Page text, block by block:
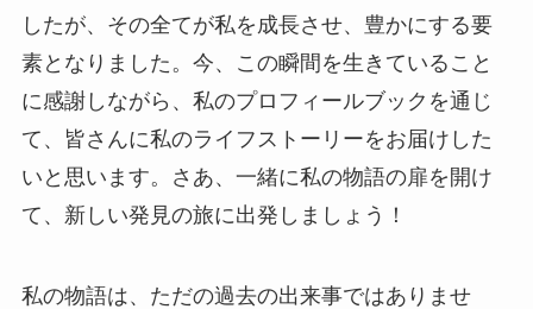
したが、その全てが私を成長させ、豊かにする要
素となりました。今、この瞬間を生きていること
に感謝しながら、私のプロフィールブックを通じ
て、皆さんに私のライフストーリーをお届けした
いと思います。さあ、一緒に私の物語の扉を開け
て、新しい発見の旅に出発しましょう！
私の物語は、ただの過去の出来事ではありませ